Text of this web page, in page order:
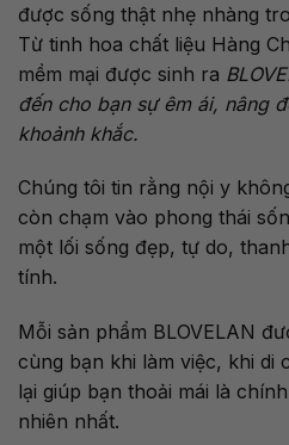
được sống thật nhẹ nhàng
Từ tinh hoa chất liệu Hàng
mềm mại được sinh ra
đến cho bạn sự êm ái, nâng
khoảnh khắc.
Chúng tôi tin rằng nội y
còn chạm vào phong thái
một lối sống đẹp, tự do,
tính.
Mỗi sản phẩm BLOVELAN
cùng bạn khi làm việc, khi di
lại giúp bạn thoải mái là
nhiên nhất.